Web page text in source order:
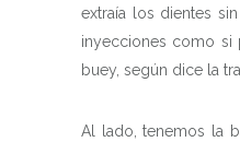
extraía los dientes
inyecciones como si
buey, según dice la
Al lado, tenemos la